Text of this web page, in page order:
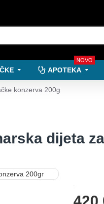
APOTEKA
NOVO
konzerva 200g
dijeta